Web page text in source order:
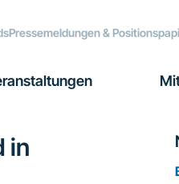
Pressemeldungen &
in